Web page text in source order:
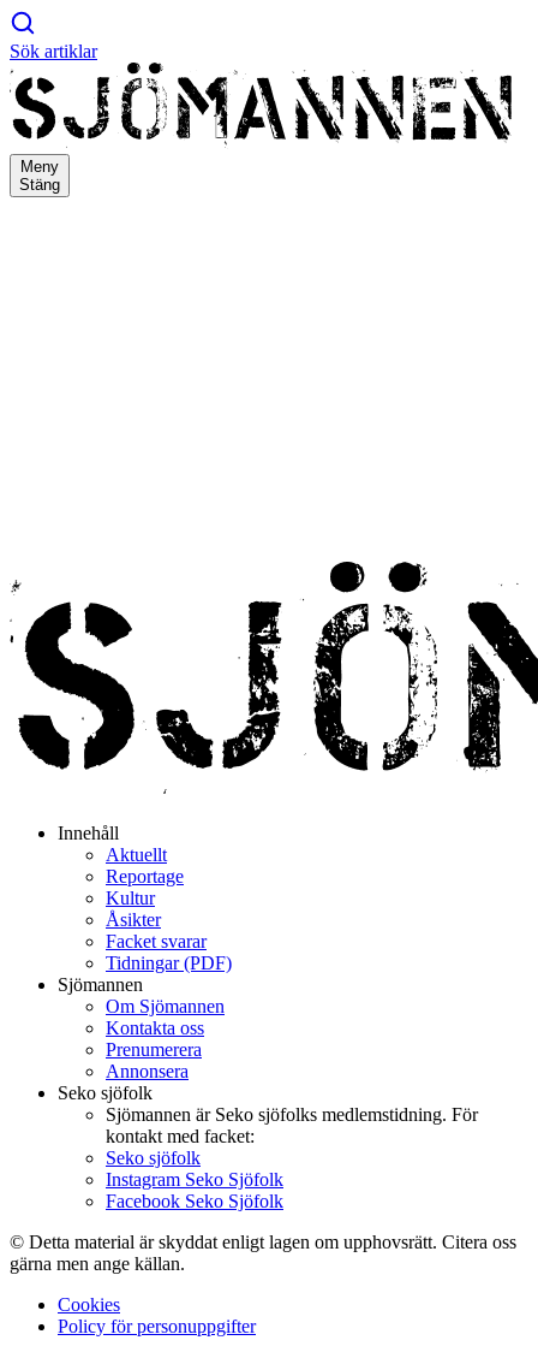
Sök artiklar
Meny
Stäng
Innehåll
Aktuellt
Reportage
Kultur
Åsikter
Facket svarar
Tidningar (PDF)
Sjömannen
Om Sjömannen
Kontakta oss
Prenumerera
Annonsera
Seko sjöfolk
Sjömannen är Seko sjöfolks medlemstidning. För
kontakt med facket:
Seko sjöfolk
Instagram Seko Sjöfolk
Facebook Seko Sjöfolk
© Detta material är skyddat enligt lagen om upphovsrätt. Citera oss
gärna men ange källan.
Cookies
Policy för personuppgifter